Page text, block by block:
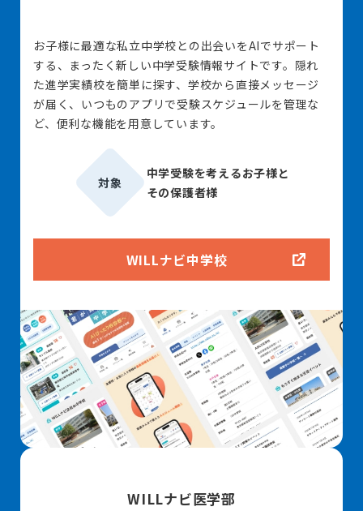
お子様に最適な私立中学校との出会いをAIでサポート
する、まったく新しい中学受験情報サイトです。隠れ
た進学実績校を簡単に探す、学校から直接メッセージ
が届く、いつものアプリで受験スケジュールを管理な
ど、便利な機能を用意しています。
対象
中学受験を考えるお子様と
その保護者様
WILLナビ中学校
WILLナビ医学部